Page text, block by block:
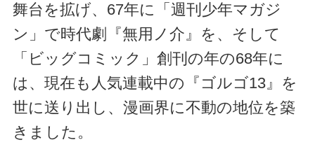
舞台を拡げ、67年に「週刊少年マガジ
ン」で時代劇『無用ノ介』を、そして
「ビッグコミック」創刊の年の68年に
は、現在も人気連載中の『ゴルゴ13』を
世に送り出し、漫画界に不動の地位を築
きました。